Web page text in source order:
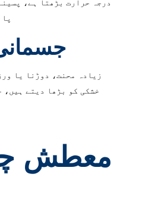
درجہ حرارت بڑھتا ہے،
3.
زیادہ محنت، دوڑنا یا
خشکی کو بڑھا دیتے ہیں،
معطش